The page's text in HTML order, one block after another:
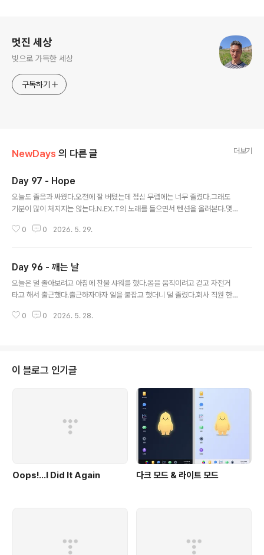
멋진 세상
빛으로 가득한 세상
구독하기
NewDays 의 다른 글 더보기
Day 97 - Hope
오늘도 졸음과 싸웠다.오전에 잘 버텼는데 점심 무렵에는 너무 졸렸다.그래도
기분이 많이 처지지는 않는다.N.EX.T의 노래를 들으면서 텐션을 올려본다.몇
게는 나만의 길이 있을 것이다.
0 0 2026. 5. 29.
Day 96 - 깨는 날
오늘은 덜 졸아보려고 아침에 찬물 샤워를 했다.몸을 움직이려고 걷고 자전거
타고 해서 출근했다.출근하자마자 일을 붙잡고 했더니 덜 졸렸다.회사 직원 한
맑아졌다.옆에서 초콜릿을 줘서 먹었다. 많은 것들이 한 번에 일어나면서 덜 졸
0 0 2026. 5. 28.
이 블로그 인기글
Oops!…I Did It Again 다크 모드 & 라이트 모드